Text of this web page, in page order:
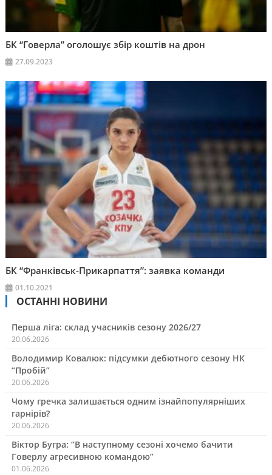
БК “Говерла” оголошує збір коштів на дрон
27.09.2023
БК “Франківськ-Прикарпаття”: заявка команди
01.10.2021
ОСТАННІ НОВИНИ
Перша ліга: склад учасників сезону 2026/27
20.06.2026
Володимир Ковалюк: підсумки дебютного сезону НК
“Пробій”
20.06.2026
Чому гречка залишається одним ізнайпопулярніших
гарнірів?
20.06.2026
Віктор Бугра: “В наступному сезоні хочемо бачити
Говерлу агресивною командою”
01.06.2026